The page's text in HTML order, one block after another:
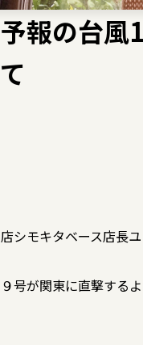
報の台
シモキタベース店長
号が関東に直撃する